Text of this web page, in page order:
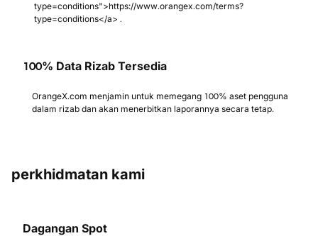
type=conditions">https://www.orangex.com/terms?
type=conditions</a> .
100% Data Rizab Tersedia
OrangeX.com menjamin untuk memegang 100% aset pengguna
dalam rizab dan akan menerbitkan laporannya secara tetap.
perkhidmatan kami
Dagangan Spot